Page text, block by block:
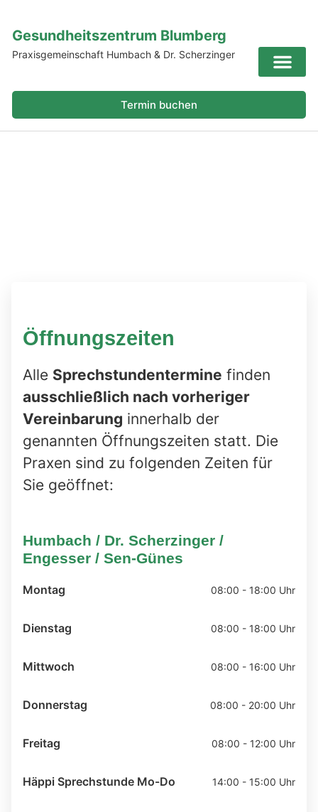
Gesundheitszentrum Blumberg
Praxisgemeinschaft Humbach & Dr. Scherzinger
Termin buchen
Öffnungszeiten
Alle Sprechstundentermine finden
ausschließlich nach vorheriger
Vereinbarung innerhalb der
genannten Öffnungszeiten statt. Die
Praxen sind zu folgenden Zeiten für
Sie geöffnet:
Humbach / Dr. Scherzinger /
Engesser / Sen-Günes
Montag 08:00 - 18:00 Uhr
Dienstag 08:00 - 18:00 Uhr
Mittwoch 08:00 - 16:00 Uhr
Donnerstag 08:00 - 20:00 Uhr
Freitag 08:00 - 12:00 Uhr
Häppi Sprechstunde Mo-Do 14:00 - 15:00 Uhr